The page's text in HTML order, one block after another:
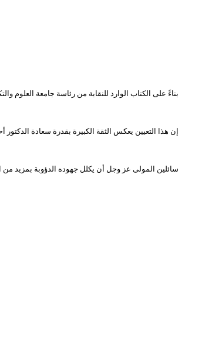
بناءً على الكتاب الوارد للنقابة من رئاسة جامعة العلوم
إن هذا التعيين يعكس الثقة الكبيرة بقدرة سعادة
سائلين المولى عز وجل أن يكلل جهوده الدؤوبة بمزيد من